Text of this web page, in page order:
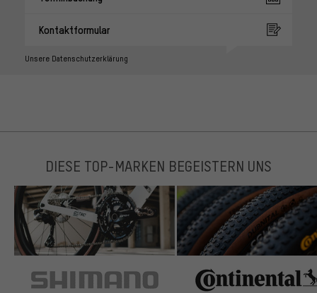
Kontaktformular
Unsere Datenschutzerklärung
DIESE TOP-MARKEN BEGEISTERN UNS